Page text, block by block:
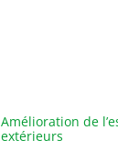
Amélioration de
extérieurs